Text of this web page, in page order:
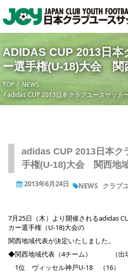
ADIDAS CUP 2013日
ー選手権(U-18)大会 関
TOP
NEWS
adidas CUP 2013日本クラブユースサッ
adidas CUP 2013日本ク
手権(U-18)大会 関西地
2013年6月24日 NEWS クラブ
7月25日（木）より開催されるadidas
カー選手権（U-18)大会の
関西地域代表が決定いたしました。
◆関西地域代表（4チーム） （出場
1位 ヴィッセル神戸U-18 （16）